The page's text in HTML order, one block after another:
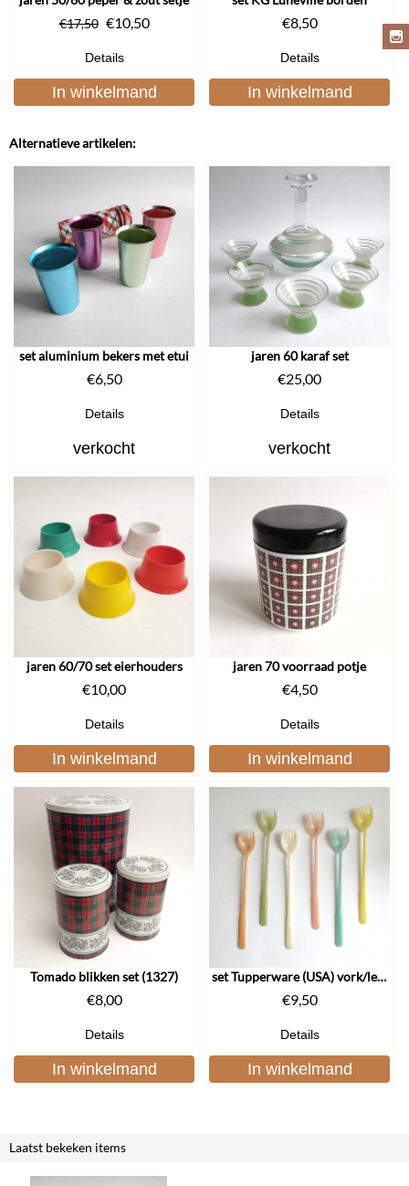
€17,50 €10,50
Details
In winkelmand
€8,50
Details
In winkelmand
Alternatieve artikelen:
set aluminium bekers met etui
€6,50
Details
verkocht
jaren 60 karaf set
€25,00
Details
verkocht
jaren 60/70 set eierhouders
€10,00
Details
In winkelmand
jaren 70 voorraad potje
€4,50
Details
In winkelmand
Tomado blikken set (1327)
€8,00
Details
In winkelmand
set Tupperware (USA) vork/lepels (1835)
€9,50
Details
In winkelmand
Laatst bekeken items